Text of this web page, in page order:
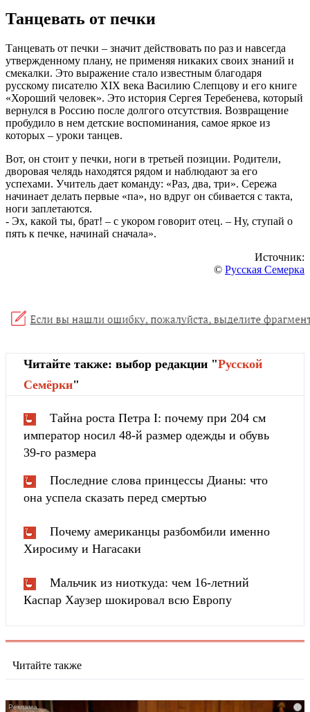
Танцевать от печки
Танцевать от печки – значит действовать по раз и навсегда
утвержденному плану, не применяя никаких своих знаний и
смекалки. Это выражение стало известным благодаря
русскому писателю XIX века Василию Слепцову и его книге
«Хороший человек». Это история Сергея Теребенева, который
вернулся в Россию после долгого отсутствия. Возвращение
пробудило в нем детские воспоминания, самое яркое из
которых – уроки танцев.
Вот, он стоит у печки, ноги в третьей позиции. Родители,
дворовая челядь находятся рядом и наблюдают за его
успехами. Учитель дает команду: «Раз, два, три». Сережа
начинает делать первые «па», но вдруг он сбивается с такта,
ноги заплетаются.
- Эх, какой ты, брат! – с укором говорит отец. – Ну, ступай о
пять к печке, начинай сначала».
Источник:
© Русская Семерка
Читайте также: выбор редакции "Русской
Cемёрки"
Тайна роста Петра I: почему при 204 см
император носил 48-й размер одежды и обувь
39-го размера
Последние слова принцессы Дианы: что
она успела сказать перед смертью
Почему американцы разбомбили именно
Хиросиму и Нагасаки
Мальчик из ниоткуда: чем 16-летний
Каспар Хаузер шокировал всю Европу
Читайте также
i